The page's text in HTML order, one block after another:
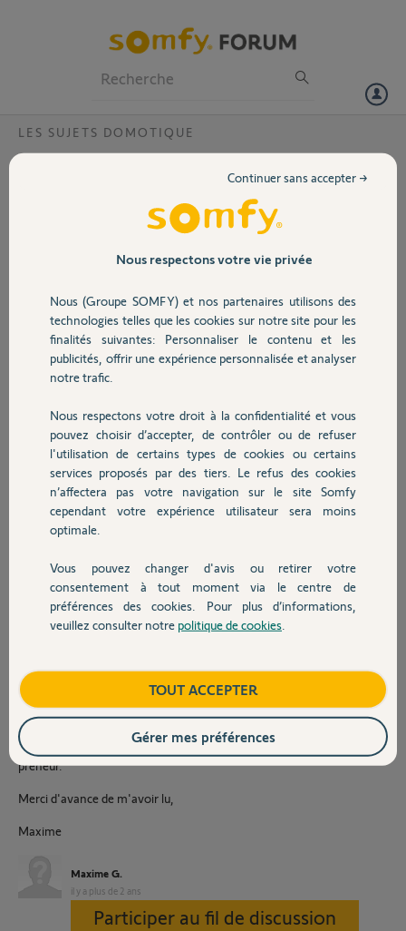
Volet
Sécurité
Domotique
Chauffage
Autres produits
Devis avec un pro
Contact
LES SUJETS DOMOTIQUE
Association Izymo shutter io / Tahoma
J'ai acheté il y a peu une Tahoma Switch afin de pouvoir piloter de
mon téléphone mes volets roulants filaires principalement et créer
demandez pas le type de moteur des volets, je n'en ai aucune idée
mais ils ont 4 fils (L-N-UP-DOWN).
Ces volets sont commandés par un interrupteur Legrand Dooxie.
Le câblage à l'air correct, l'interrupteur legrand fonctionne
correctement, le récepteur a l'air également de fonctionner.
Lorsque je me connecte sur l'application Tahoma, je suis la procédure
afin de pouvoir ajouter mon micromodule et la.... c'est le couac..
je suis les étapes de l'application qui sont :
Q> Quel point de commande ? R> Autre point de
commande>interrupteur mural
Sélection équipement : Somfy IZYMO io
Appuyer 3s sur PROG sur le récepteur > le volet fait bien un petit va et
Q> Possédez-vous une télécommande ou une box domotique
Et là... VEUILLEZ CONTACTER LE SUPPORT POUR ETRE
ACCOMPAGNE DANS LA MARCHE A SUIVRE.... et je ne peux plus
aller plus loin.
Si quelqu'un d'entre vous peut m'éclairer franchement.. je suis
preneur.
Merci d'avance de m'avoir lu,
Maxime
Maxime G.
il y a plus de 2 ans
Participer au fil de discussion
Nous respectons votre vie privée
Nous (Groupe SOMFY) et nos partenaires utilisons des
technologies telles que les cookies sur notre site pour les
finalités suivantes: Personnaliser le contenu et les
publicités, offrir une expérience personnalisée et analyser
notre trafic.
Nous respectons votre droit à la confidentialité et vous
pouvez choisir d’accepter, de contrôler ou de refuser
l'utilisation de certains types de cookies ou certains
services proposés par des tiers. Le refus des cookies
n’affectera pas votre navigation sur le site Somfy
cependant votre expérience utilisateur sera moins
optimale.
Vous pouvez changer d'avis ou retirer votre
consentement à tout moment via le centre de
préférences des cookies. Pour plus d’informations,
veuillez consulter notre politique de cookies
Continuer sans accepter →
TOUT ACCEPTER
Gérer mes préférences